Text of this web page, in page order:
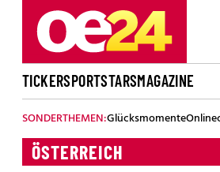
TICKERSPORTSTARSMAGAZINE
SONDERTHEMEN:Glücksmomente
ÖSTERREICH